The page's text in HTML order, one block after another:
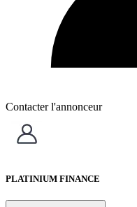
Contacter l'annonceur
PLATINIUM FINANCE